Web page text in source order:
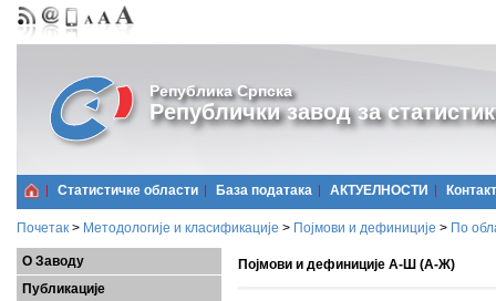
Република Српска
Републички завод за
Статистичке области Базa података АКТУЕЛНОСТИ Контакт
Почетак > Методологије и класификације > Појмови и дефиниције > По
О Заводу
Публикације
Појмови и дефиниције А-Ш (А-Ж)